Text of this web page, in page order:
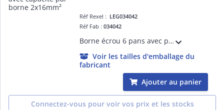
Réf Rexel : LEG034042
Réf Fab :034042
Borne écrou 6 pans avec pattes avec capacité par borne 2x16mm² - largeur fente pour passage du câble 5,8mm - hauteur hors tout 41mm - entraxe de fixation 37mm
Voir les tailles d'emballage du
fabricant
Ajouter au panier
Connectez-vous pour voir vos prix et les stocks